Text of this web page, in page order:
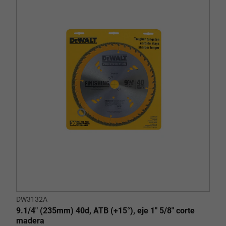
DW3132A
9.1/4" (235mm) 40d, ATB (+15°), eje 1" 5/8" corte
madera